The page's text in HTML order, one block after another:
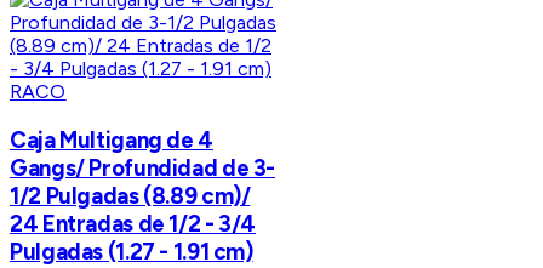
RACO
Caja Multigang de 4
Gangs/ Profundidad de 3-
1/2 Pulgadas (8.89 cm)/
24 Entradas de 1/2 - 3/4
Pulgadas (1.27 - 1.91 cm)